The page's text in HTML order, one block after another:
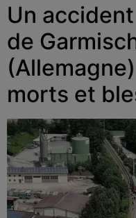
Un
de
morts et